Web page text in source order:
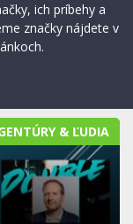
ich príbehy a
značky nájdete v
& ĽUDIA